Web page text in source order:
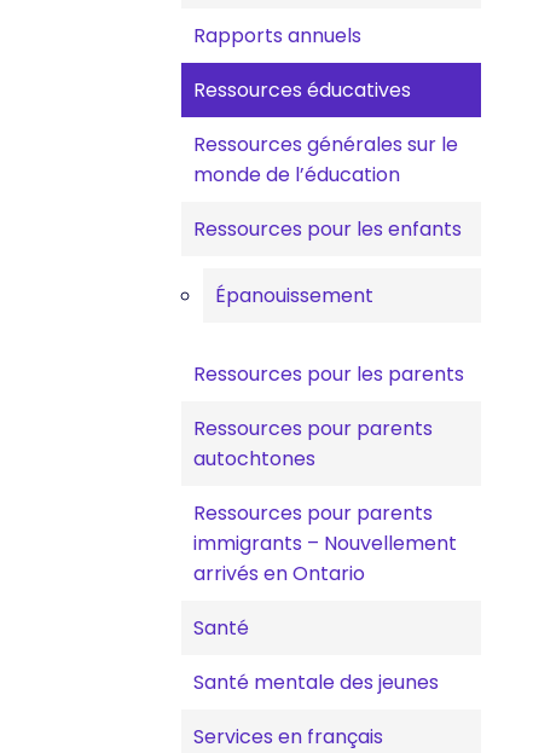
Rapports annuels
Ressources éducatives
Ressources générales sur le
monde de l’éducation
Ressources pour les enfants
Épanouissement
Ressources pour les parents
Ressources pour parents
autochtones
Ressources pour parents
immigrants – Nouvellement
arrivés en Ontario
Santé
Santé mentale des jeunes
Services en français